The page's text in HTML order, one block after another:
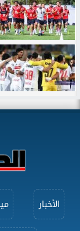
الأخبار